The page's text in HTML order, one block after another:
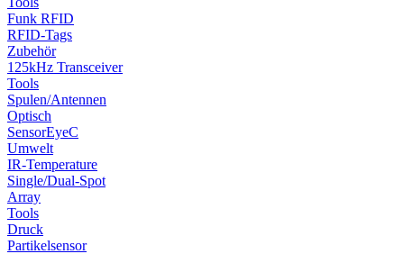
Funk RFID
RFID-Tags
Zubehör
125kHz Transceiver
Tools
Spulen/Antennen
Optisch
SensorEyeC
Umwelt
IR-Temperature
Single/Dual-Spot
Array
Tools
Druck
Partikelsensor